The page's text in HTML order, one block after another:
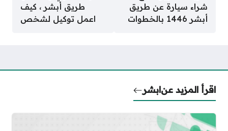
شراء سيارة عن طريق
أبشر 1446 بالخطوات
طريق أبشر ، كيف
اعمل توكيل لشخص
اقرأ المزيد عنابشر